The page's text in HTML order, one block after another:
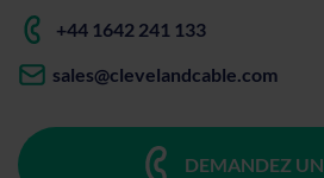
+44 1642 241 133
sales@clevelandcable.com
DEMANDEZ UN